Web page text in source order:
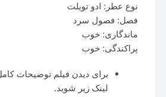
نوع عطر: ادو تویلت
فصل: فصول سرد
ماندگاری: خوب
پراکندگی: خوب
برای دیدن فیلم توضیحات
لینک زیر شوید.